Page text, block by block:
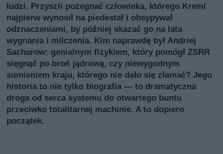
ludzi. Przyszli pożegnać człowieka, którego Kreml
najpierw wynosił na piedestał i obsypywał
odznaczeniami, by później skazać go na lata
wygnania i milczenia. Kim naprawdę był Andriej
Sacharow: genialnym fizykiem, który pomógł ZSRR
sięgnąć po broń jądrową, czy niewygodnym
sumieniem kraju, którego nie dało się złamać? Jego
historia to nie tylko biografia — to dramatyczna
droga od serca systemu do otwartego buntu
przeciwko totalitarnej machinie. A to dopiero
początek.